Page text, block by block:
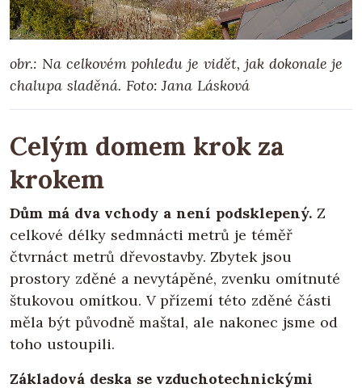
obr.: Na celkovém pohledu je vidět, jak dokonale je
chalupa sladěná. Foto: Jana Lásková
Celým domem krok za
krokem
Dům má dva vchody a není podsklepený.Z
celkové délky sedmnácti metrů je téměř
čtvrnáct metrů dřevostavby. Zbytek jsou
prostory zděné a nevytápěné, zvenku omítnuté
štukovou omítkou. V přízemí této zděné části
měla být původně maštal, ale nakonec jsme od
toho ustoupili.
Základová deska se vzduchotechnickými